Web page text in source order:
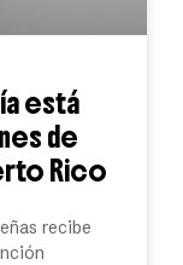
está
de
Rico
recibe